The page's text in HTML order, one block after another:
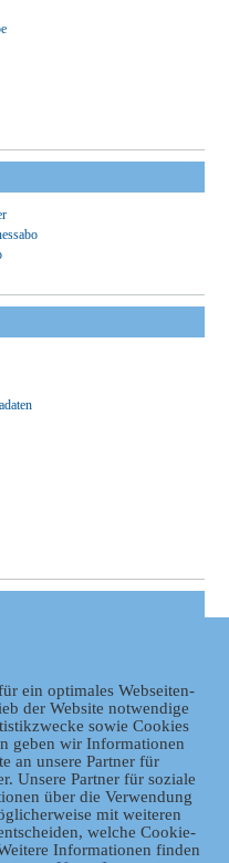
ein optimales Webseiten-
der Website notwendige
sowie Cookies
geben wir Informationen
an unsere Partner für
Unsere Partner für soziale
über die Verwendung
mit weiteren
welche Cookie-
Informationen finden